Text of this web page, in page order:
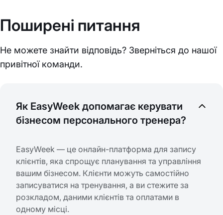
Поширені питання
Не можете знайти відповідь? Зверніться до нашої
привітної команди.
Як EasyWeek допомагає керувати
бізнесом персонального тренера?
EasyWeek — це онлайн-платформа для запису
клієнтів, яка спрощує планування та управління
вашим бізнесом. Клієнти можуть самостійно
записуватися на тренування, а ви стежите за
розкладом, даними клієнтів та оплатами в
одному місці.